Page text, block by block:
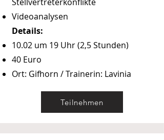
Videoanalysen
Details:
10.02 um 19 Uhr (2,5 Stunden)
40 Euro
Ort: Gifhorn / Trainerin: Lavinia
Teilnehmen